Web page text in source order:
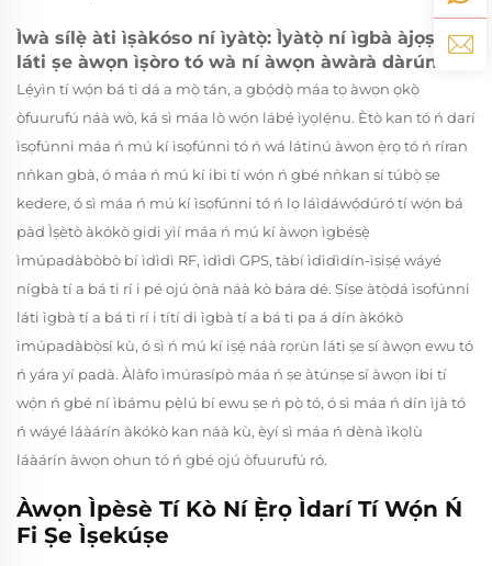
Ìwà sílẹ̀ àti ìṣàkóso ní ìyàtọ̀: Ìyàtọ̀ ní ìgbà àjọṣepọ̀
láti ṣe àwọn ìṣòro tó wà ní àwọn àwàrà dàrún
Lẹ́yìn tí wọ́n bá ti dá a mọ̀ tán, a gbọ́dọ̀ máa tọ àwọn ọkọ̀
òfuurufú náà wò, ká sì máa lò wọ́n lábẹ́ ìyọlẹ́nu. Ètò kan tó ń darí
ìsọfúnni máa ń mú kí ìsọfúnni tó ń wá látinú àwọn ẹ̀rọ tó ń ríran
nǹkan gbà, ó máa ń mú kí ibi tí wọ́n ń gbé nǹkan sí túbọ̀ ṣe
kedere, ó sì máa ń mú kí ìsọfúnni tó ń lọ láìdáwọ́dúró tí wọ́n bá
pàd Ìṣètò àkókò gidi yìí máa ń mú kí àwọn ìgbésẹ̀
ìmúpadàbòbò bí ìdìdì RF, ìdìdì GPS, tàbí ìdìdìdín-ìṣiṣẹ́ wáyé
nígbà tí a bá ti rí i pé ojú ọ̀nà náà kò bára dé. Ṣíṣe àtọ̀dá ìsọfúnni
láti ìgbà tí a bá ti rí i títí di ìgbà tí a bá ti pa á dín àkókò
ìmúpadàbọ̀sí kù, ó sì ń mú kí iṣẹ́ náà rọrùn láti ṣe sí àwọn ewu tó
ń yára yí padà. Àlàfo ìmúrasípò máa ń ṣe àtúnṣe sí àwọn ibi tí
wọ́n ń gbé ní ìbámu pẹ̀lú bí ewu ṣe ń pọ̀ tó, ó sì máa ń dín ìjà tó
ń wáyé láàárín àkókò kan náà kù, èyí sì máa ń dènà ìkọlù
láàárín àwọn ohun tó ń gbé ojú òfuurufú ró.
Àwọn Ìpèsè Tí Kò Ní Ẹ̀rọ Ìdarí Tí Wọ́n Ń
Fi Ṣe Ìṣekúṣe